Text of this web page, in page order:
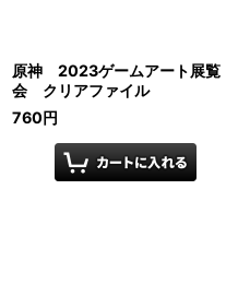
原神 2023ゲームアート展覧
会 クリアファイル
760円